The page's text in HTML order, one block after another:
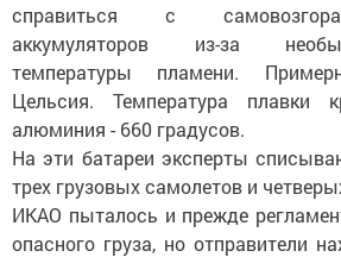
справиться с
аккумуляторов из-за
температуры пламени.
Цельсия. Температура плавки
алюминия - 660 градусов.
На эти батареи эксперты
трех грузовых самолетов и
ИКАО пыталось и прежде
опасного груза, но отправители